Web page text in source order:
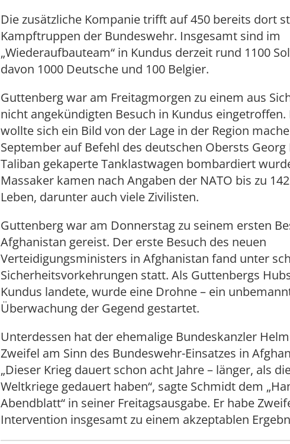
Die zusätzliche Kompanie trifft auf 450 bereits dort
Kampftruppen der Bundeswehr. Insgesamt sind im
„Wiederaufbauteam“ in Kundus derzeit rund 1100
davon 1000 Deutsche und 100 Belgier.
Guttenberg war am Freitagmorgen zu einem aus
nicht angekündigten Besuch in Kundus
wollte sich ein Bild von der Lage in der Region
September auf Befehl des deutschen Obersts Georg
Taliban gekaperte Tanklastwagen bombardiert
Massaker kamen nach Angaben der NATO bis zu
Leben, darunter auch viele Zivilisten.
Guttenberg war am Donnerstag zu seinem ersten
Afghanistan gereist. Der erste Besuch des neuen
Verteidigungsministers in Afghanistan fand unter
Sicherheitsvorkehrungen statt. Als Guttenbergs
Kundus landete, wurde eine Drohne – ein
Überwachung der Gegend gestartet.
Unterdessen hat der ehemalige Bundeskanzler
Zweifel am Sinn des Bundeswehr-Einsatzes in
„Dieser Krieg dauert schon acht Jahre – länger, als
Weltkriege gedauert haben“, sagte Schmidt dem
Abendblatt“ in seiner Freitagsausgabe. Er habe
Intervention insgesamt zu einem akzeptablen